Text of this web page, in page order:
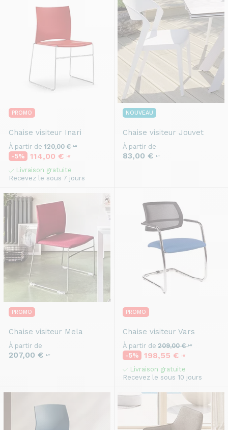
PROMO
Chaise visiteur Inari
À partir de 120,00 €HT
-5% 114,00 € HT
Livraison gratuite
Recevez le sous 7 jours
NOUVEAU
Chaise visiteur Jouvet
À partir de
83,00 € HT
PROMO
Chaise visiteur Mela
À partir de
207,00 € HT
PROMO
Chaise visiteur Vars
À partir de 209,00 €HT
-5% 198,55 € HT
Livraison gratuite
Recevez le sous 10 jours